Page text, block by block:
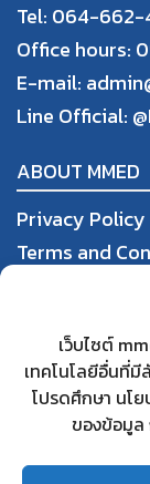
เว็บไซต์
เทคโนโลยีอื่นที่มี
โปรดศึกษา นโ
ของข้อมูล
Tel: 064-662-
Office hours:
E-mail:
Line Official:
ABOUT MMED
Privacy Policy
Terms and
Order,
DBD
Partnering
Frequently
Contact us